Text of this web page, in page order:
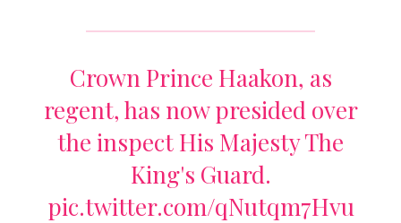
Crown Prince Haakon, as
regent, has now presided over
the inspect His Majesty The
King's Guard.
pic.twitter.com/qNutqm7Hvu